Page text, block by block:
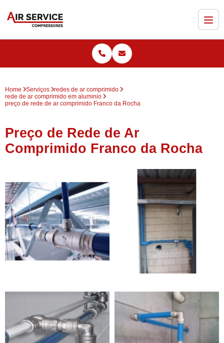
Home Serviços
redes de ar comprimido
rede de ar comprimido em aluminio
preço de rede de ar comprimido Franco da Rocha
Preço de Rede de Ar
Comprimido Franco da Rocha